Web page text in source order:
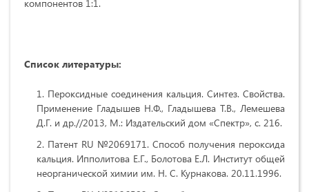
компонентов 1:1.
Список литературы:
Пероксидные соединения кальция. Синтез. Свойства.
Применение Гладышев Н.Ф., Гладышева Т.В., Лемешева
Д.Г. и др.//2013, М.: Издательский дом «Спектр», с. 216.
Патент RU №2069171. Способ получения пероксида
кальция. Ипполитова Е.Г., Болотова Е.Л. Институт общей
неорганической химии им. Н. С. Курнакова. 20.11.1996.